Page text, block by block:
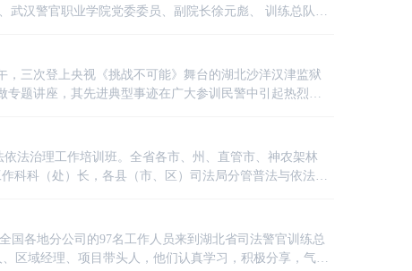
武汉警官职业学院党委委员、副院长徐元彪、 训练总队办
三次登上央视《挑战不可能》舞台的湖北沙洋汉津监狱
题讲座，其先进典型事迹在广大参训民警中引起热烈反
法治理工作培训班。全省各市、州、直管市、神农架林
科科（处）长，各县（市、区）司法局分管普法与依法治
国各地分公司的97名工作人员来到湖北省司法警官训练总
区域经理、项目带头人，他们认真学习，积极分享，气氛